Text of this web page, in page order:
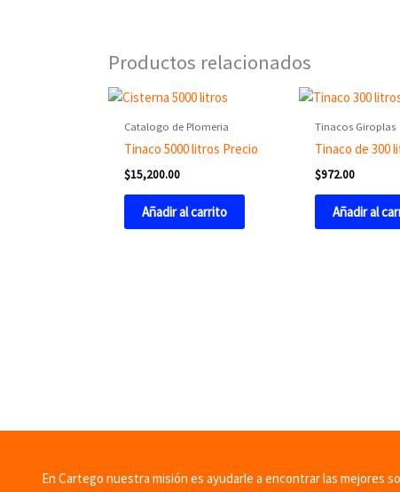
Productos relacionados
Catalogo de Plomeria
Tinaco 5000 litros Precio
$15,200.00
Añadir al carrito
Tinacos Giroplas
Tinaco de 300
$972.00
Añadir al
En Cartego nuestra misión es ayudarle a encontrar las